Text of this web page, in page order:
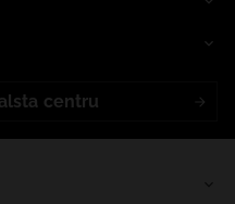
centru